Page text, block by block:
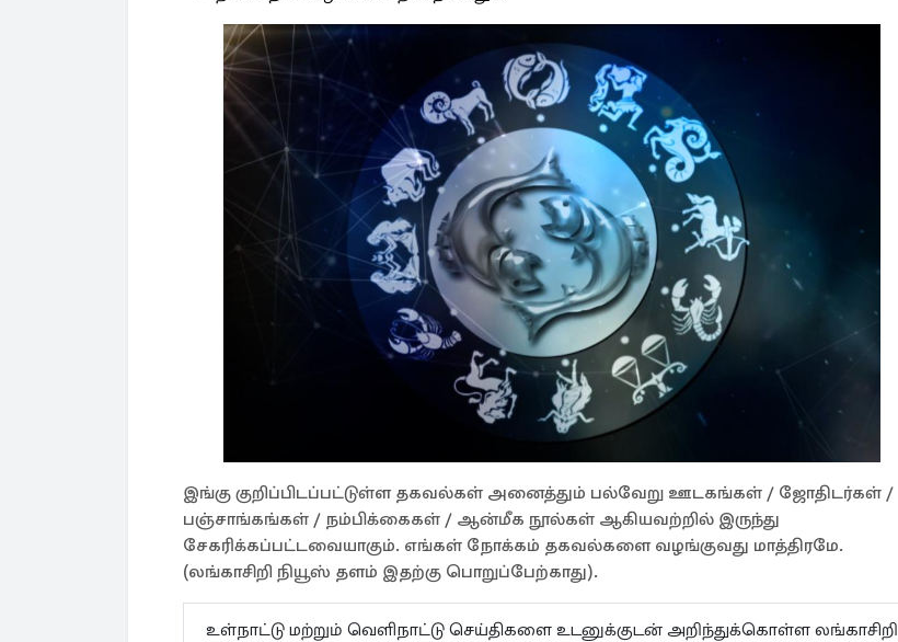
இங்கு குறிப்பிடப்பட்டுள்ள தகவல்கள் அனைத்தும் பல்வேறு ஊடகங்கள் / ஜோதிடர்கள் /
பஞ்சாங்கங்கள் / நம்பிக்கைகள் / ஆன்மீக நூல்கள் ஆகியவற்றில் இருந்து
சேகரிக்கப்பட்டவையாகும். எங்கள் நோக்கம் தகவல்களை வழங்குவது மாத்திரமே.
(லங்காசிறி நியூஸ் தளம் இதற்கு பொறுப்பேற்காது).
உள்நாட்டு மற்றும் வெளிநாட்டு செய்திகளை உடனுக்குடன் அறிந்துக்கொள்ள லங்காசிறி